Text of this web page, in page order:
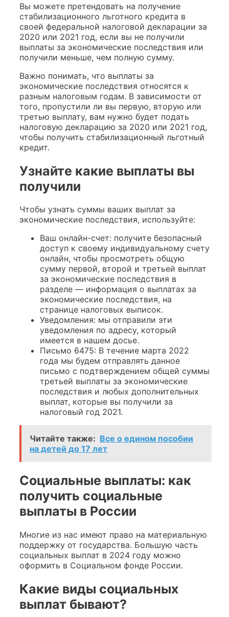
Вы можете претендовать на получение
стабилизационного льготного кредита в
своей федеральной налоговой декларации за
2020 или 2021 год, если вы не получили
выплаты за экономические последствия или
получили меньше, чем полную сумму.
Важно понимать, что выплаты за
экономические последствия относятся к
разным налоговым годам. В зависимости от
того, пропустили ли вы первую, вторую или
третью выплату, вам нужно будет подать
налоговую декларацию за 2020 или 2021 год,
чтобы получить стабилизационный льготный
кредит.
Узнайте какие выплаты вы
получили
Чтобы узнать суммы ваших выплат за
экономические последствия, используйте:
Ваш онлайн-счет: получите безопасный
доступ к своему индивидуальному счету
онлайн, чтобы просмотреть общую
сумму первой, второй и третьей выплат
за экономические последствия в
разделе — информация о выплатах за
экономические последствия, на
странице налоговых выписок.
Уведомления: мы отправили эти
уведомления по адресу, который
имеется в нашем досье.
Письмо 6475: В течение марта 2022
года мы будем отправлять данное
письмо с подтверждением общей суммы
третьей выплаты за экономические
последствия и любых дополнительных
выплат, которые вы получили за
налоговый год 2021.
Читайте также: Все о едином пособии
на детей до 17 лет
Социальные выплаты: как
получить социальные
выплаты в России
Многие из нас имеют право на материальную
поддержку от государства. Большую часть
социальных выплат в 2024 году можно
оформить в Социальном фонде России.
Какие виды социальных
выплат бывают?